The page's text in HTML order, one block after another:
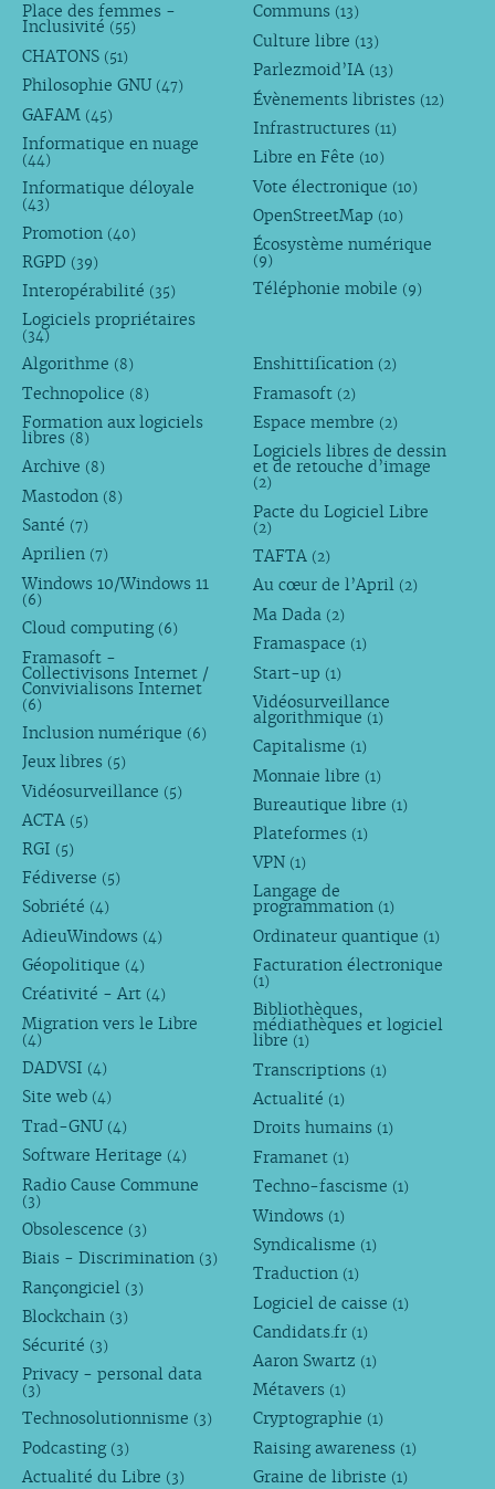
Place des femmes -
Inclusivité (55)
CHATONS (51)
Philosophie GNU (47)
GAFAM (45)
Informatique en nuage
(44)
Informatique déloyale
(43)
Promotion (40)
RGPD (39)
Interopérabilité (35)
Logiciels propriétaires
(34)
Communs (13)
Culture libre (13)
Parlezmoid’IA (13)
Évènements libristes (12)
Infrastructures (11)
Libre en Fête (10)
Vote électronique (10)
OpenStreetMap (10)
Écosystème numérique
(9)
Téléphonie mobile (9)
Algorithme (8)
Technopolice (8)
Formation aux logiciels
libres (8)
Archive (8)
Mastodon (8)
Santé (7)
Aprilien (7)
Windows 10/Windows 11
(6)
Cloud computing (6)
Framasoft -
Collectivisons Internet /
Convivialisons Internet
(6)
Inclusion numérique (6)
Jeux libres (5)
Vidéosurveillance (5)
ACTA (5)
RGI (5)
Fédiverse (5)
Sobriété (4)
AdieuWindows (4)
Géopolitique (4)
Créativité - Art (4)
Migration vers le Libre
(4)
DADVSI (4)
Site web (4)
Trad-GNU (4)
Software Heritage (4)
Radio Cause Commune
(3)
Obsolescence (3)
Biais - Discrimination (3)
Rançongiciel (3)
Blockchain (3)
Sécurité (3)
Privacy - personal data
(3)
Technosolutionnisme (3)
Podcasting (3)
Actualité du Libre (3)
Enshittification (2)
Framasoft (2)
Espace membre (2)
Logiciels libres de dessin
et de retouche d’image
(2)
Pacte du Logiciel Libre
(2)
TAFTA (2)
Au cœur de l’April (2)
Ma Dada (2)
Framaspace (1)
Start-up (1)
Vidéosurveillance
algorithmique (1)
Capitalisme (1)
Monnaie libre (1)
Bureautique libre (1)
Plateformes (1)
VPN (1)
Langage de
programmation (1)
Ordinateur quantique (1)
Facturation électronique
(1)
Bibliothèques,
médiathèques et logiciel
libre (1)
Transcriptions (1)
Actualité (1)
Droits humains (1)
Framanet (1)
Techno-fascisme (1)
Windows (1)
Syndicalisme (1)
Traduction (1)
Logiciel de caisse (1)
Candidats.fr (1)
Aaron Swartz (1)
Métavers (1)
Cryptographie (1)
Raising awareness (1)
Graine de libriste (1)